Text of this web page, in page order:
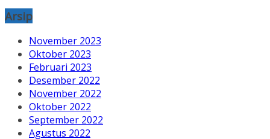
Arsip
November 2023
Oktober 2023
Februari 2023
Desember 2022
November 2022
Oktober 2022
September 2022
Agustus 2022